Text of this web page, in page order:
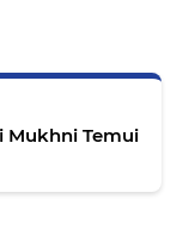
Mukhni Temui